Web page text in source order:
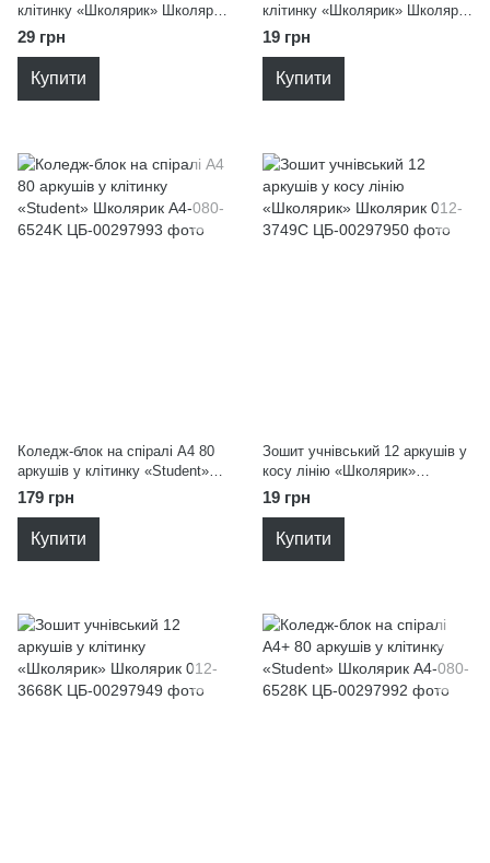
клітинку «Школярик» Школярик
018-3472K
29 грн
Купити
клітинку «Школярик» Школярик
012K
19 грн
Купити
Коледж-блок на спіралі А4 80
аркушів у клітинку «Student»
Школярик A4-080-6524K
179 грн
Купити
Зошит учнівський 12 аркушів у
косу лінію «Школярик»
Школярик 012-3749C
19 грн
Купити